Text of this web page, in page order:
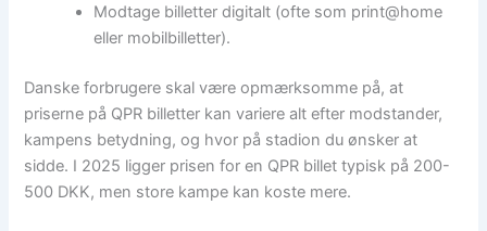
Modtage billetter digitalt (ofte som print@home
eller mobilbilletter).
Danske forbrugere skal være opmærksomme på, at
priserne på QPR billetter kan variere alt efter modstander,
kampens betydning, og hvor på stadion du ønsker at
sidde. I 2025 ligger prisen for en QPR billet typisk på 200-
500 DKK, men store kampe kan koste mere.